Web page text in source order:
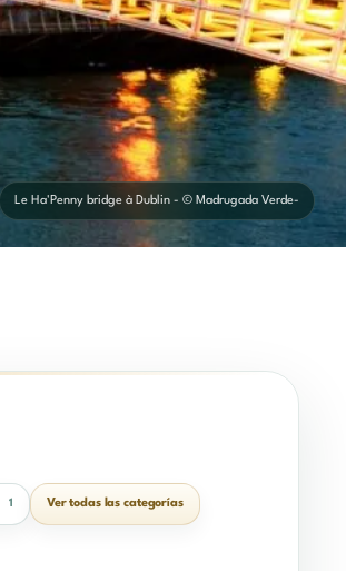
Le Ha'Penny bridge à Dublin - © Madrugada Verde-
1 Ver todas las categorías